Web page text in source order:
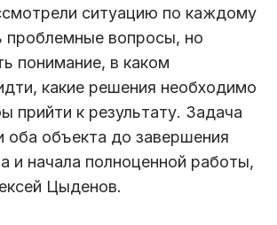
ситуацию по каждому
проблемные вопросы, но
понимание, в каком
какие решения необходимо
прийти к результату. Задача
оба объекта до завершения
и начала полноценной работы,
Цыденов.